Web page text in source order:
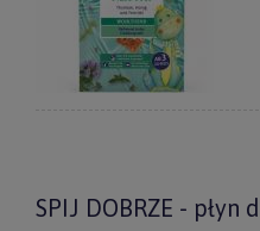
SPIJ DOBRZE -